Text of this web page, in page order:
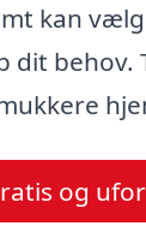
kan
dit behov.
og